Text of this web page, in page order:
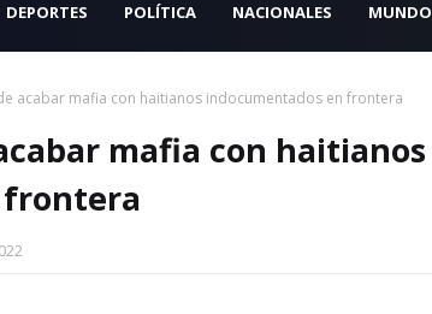
DEPORTES POLÍTICA NACIONALES MUNDO
acabar mafia con haitianos indocumentados en frontera
mafia con haitianos